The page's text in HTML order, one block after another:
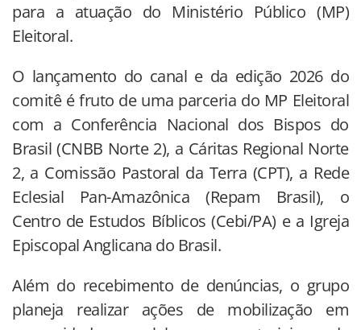
para a atuação do Ministério Público (MP)
Eleitoral.
O lançamento do canal e da edição 2026 do
comitê é fruto de uma parceria do MP Eleitoral
com a Conferência Nacional dos Bispos do
Brasil (CNBB Norte 2), a Cáritas Regional Norte
2, a Comissão Pastoral da Terra (CPT), a Rede
Eclesial Pan-Amazônica (Repam Brasil), o
Centro de Estudos Bíblicos (Cebi/PA) e a Igreja
Episcopal Anglicana do Brasil.
Além do recebimento de denúncias, o grupo
planeja realizar ações de mobilização em